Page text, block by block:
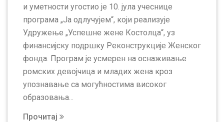
и уметности угостио је 10. јула учеснице
програма „Ја одлучујем“, који реализује
Удружење „Успешне жене Костолца“, уз
финансијску подршку Реконструкције Женског
фонда. Програм је усмерен на оснаживање
ромских девојчица и младих жена кроз
упознавање са могућностима високог
образовања...
Прочитај